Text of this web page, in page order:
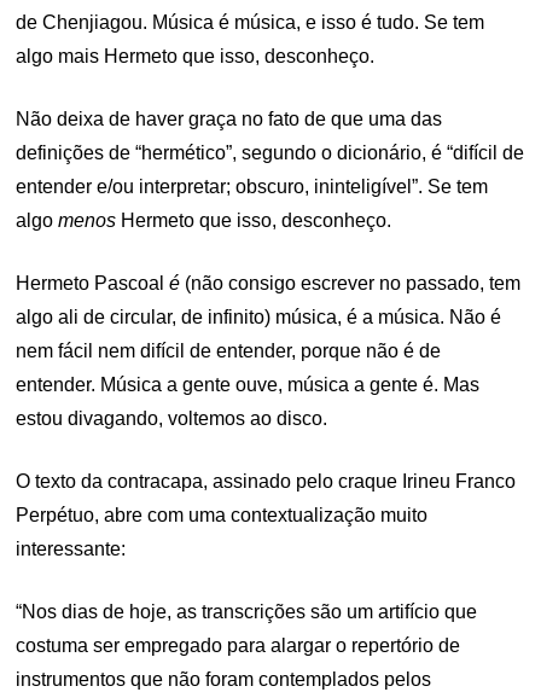
de Chenjiagou. Música é música, e isso é tudo. Se tem
algo mais Hermeto que isso, desconheço.
Não deixa de haver graça no fato de que uma das
definições de “hermético”, segundo o dicionário, é “difícil de
entender e/ou interpretar; obscuro, ininteligível”. Se tem
algomenos Hermeto que isso, desconheço.
Hermeto Pascoalé (não consigo escrever no passado, tem
algo ali de circular, de infinito) música, é a música. Não é
nem fácil nem difícil de entender, porque não é de
entender. Música a gente ouve, música a gente é. Mas
estou divagando, voltemos ao disco.
O texto da contracapa, assinado pelo craque Irineu Franco
Perpétuo, abre com uma contextualização muito
interessante:
“Nos dias de hoje, as transcrições são um artifício que
costuma ser empregado para alargar o repertório de
instrumentos que não foram contemplados pelos